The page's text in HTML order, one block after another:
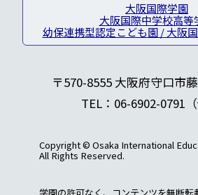
大阪国際学園
大阪国際中学校高等
幼保連携型認定こども園 / 大阪
〒570-8555 大阪府守口市
TEL：06-6902-0791（
Copyright © Osaka International
All Rights Reserved.